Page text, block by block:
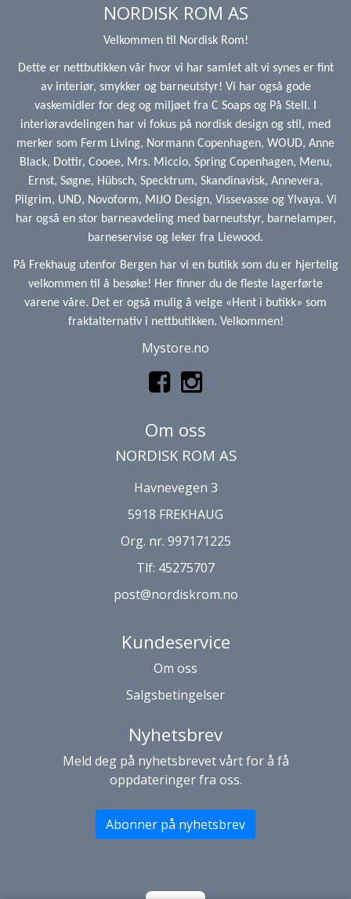
NORDISK ROM AS
Velkommen til Nordisk Rom!
Dette er nettbutikken vår hvor vi har samlet alt vi synes er fint
av interiør, smykker og barneutstyr! Vi har også gode
vaskemidler for deg og miljøet fra C Soaps og På Stell. I
interiøravdelingen har vi fokus på nordisk design og stil, med
merker som Ferm Living, Normann Copenhagen, WOUD, Anne
Black, Dottir, Cooee, Mrs. Miccio, Spring Copenhagen, Menu,
Ernst, Søgne, Hübsch, Specktrum, Skandinavisk, Annevera,
Pilgrim, UND, Novoform, MIJO Design, Vissevasse og Ylvaya. Vi
har også en stor barneavdeling med barneutstyr, barnelamper,
barneservise og leker fra Liewood.
På Frekhaug utenfor Bergen har vi en butikk som du er hjertelig
velkommen til å besøke! Her finner du de fleste lagerførte
varene våre. Det er også mulig å velge «Hent i butikk» som
fraktalternativ i nettbutikken. Velkommen!
Mystore.no
Om oss
NORDISK ROM AS
Havnevegen 3
5918 FREKHAUG
Org. nr. 997171225
Tlf: 45275707
post@nordiskrom.no
Kundeservice
Om oss
Salgsbetingelser
Nyhetsbrev
Meld deg på nyhetsbrevet vårt for å få
oppdateringer fra oss.
Abonner på nyhetsbrev